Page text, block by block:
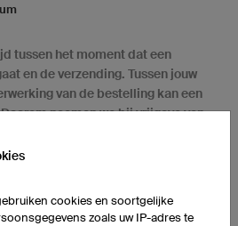
tussen het moment dat een
en de verzending. Tussen jouw
van de bestelling kan een
noemen we bij vrijgave van
facturen op de
cookies en soortgelijke
zoals uw IP-adres te